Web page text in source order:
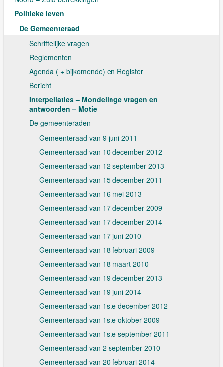
Politieke leven
De Gemeenteraad
Schriftelijke vragen
Reglementen
Agenda ( + bijkomende) en Register
Bericht
Interpellaties – Mondelinge vragen en
antwoorden – Motie
De gemeenteraden
Gemeenteraad van 9 juni 2011
Gemeenteraad van 10 december 2012
Gemeenteraad van 12 september 2013
Gemeenteraad van 15 december 2011
Gemeenteraad van 16 mei 2013
Gemeenteraad van 17 december 2009
Gemeenteraad van 17 december 2014
Gemeenteraad van 17 juni 2010
Gemeenteraad van 18 februari 2009
Gemeenteraad van 18 maart 2010
Gemeenteraad van 19 december 2013
Gemeenteraad van 19 juni 2014
Gemeenteraad van 1ste december 2012
Gemeenteraad van 1ste oktober 2009
Gemeenteraad van 1ste september 2011
Gemeenteraad van 2 september 2010
Gemeenteraad van 20 februari 2014